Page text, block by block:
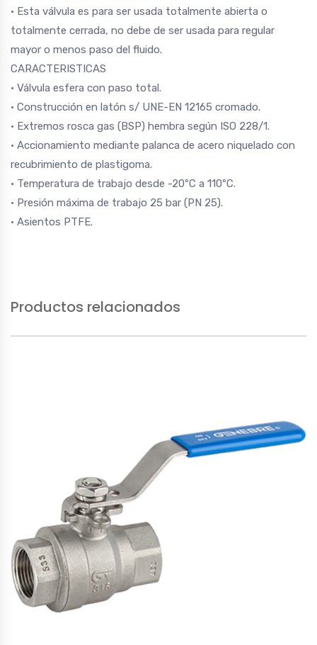
• Esta válvula es para ser usada totalmente abierta o
totalmente cerrada, no debe de ser usada para regular
mayor o menos paso del fluido.
CARACTERISTICAS
• Válvula esfera con paso total.
• Construcción en latón s/ UNE-EN 12165 cromado.
• Extremos rosca gas (BSP) hembra según ISO 228/1.
• Accionamiento mediante palanca de acero niquelado con
recubrimiento de plastigoma.
• Temperatura de trabajo desde -20ºC a 110ºC.
• Presión máxima de trabajo 25 bar (PN 25).
• Asientos PTFE.
Productos relacionados